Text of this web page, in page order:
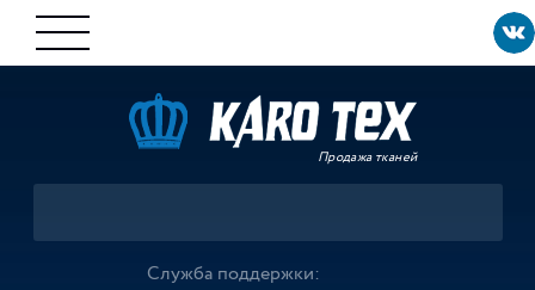
Продажа тканей
Служба поддержки: